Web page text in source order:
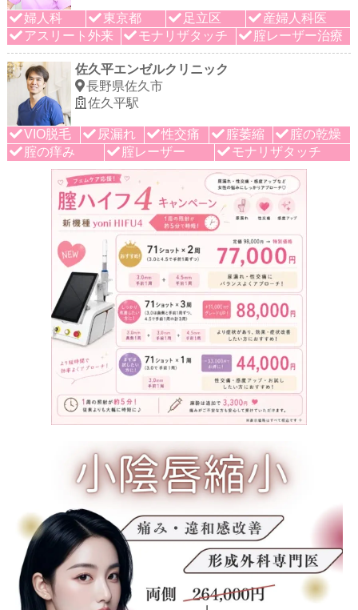
婦人科 東京都 足立区
産婦人科医
アスリート外来
モナリザタッチ 腟レーザー治療
佐久平エンゼルクリニック
長野県佐久市
佐久平駅
VIO脱毛 尿漏れ 性交痛 腟萎縮
腟の乾燥
腟の痒み
腟レーザー モナリザタッチ